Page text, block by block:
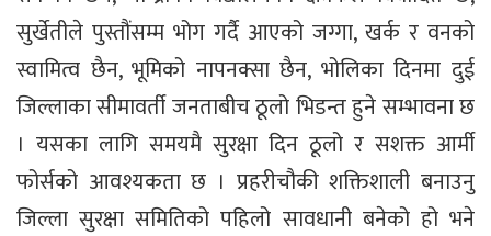
सुर्खेतीले पुस्तौंसम्म भोग गर्दै आएको जग्गा, खर्क र वनको
स्वामित्व छैन, भूमिको नापनक्सा छैन, भोलिका दिनमा दुई
जिल्लाका सीमावर्ती जनताबीच ठूलो भिडन्त हुने सम्भावना छ
। यसका लागि समयमै सुरक्षा दिन ठूलो र सशक्त आर्मी
फोर्सको आवश्यकता छ । प्रहरीचौकी शक्तिशाली बनाउनु
जिल्ला सुरक्षा समितिको पहिलो सावधानी बनेको हो भने